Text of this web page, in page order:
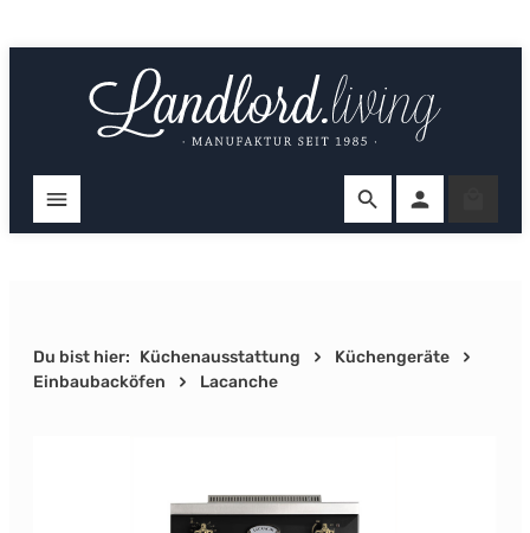
Du bist hier: Küchenausstattung
Küchengeräte
Einbaubacköfen
Lacanche